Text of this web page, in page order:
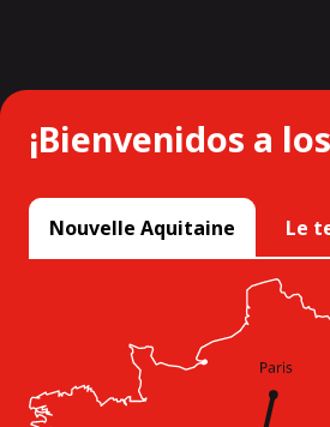
¡Bienvenidos a
Nouvelle Aquitaine Le